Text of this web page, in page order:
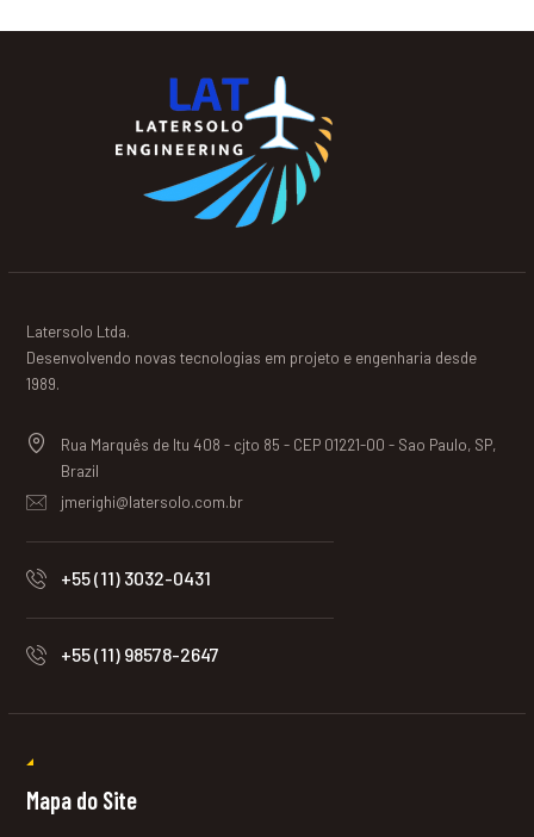
Latersolo Ltda.
Desenvolvendo novas tecnologias em projeto e engenharia desde
1989.
Rua Marquês de Itu 408 - cjto 85 - CEP 01221-00 - Sao Paulo, SP,
Brazil
jmerighi@latersolo.com.br
+55 (11) 3032-0431
+55 (11) 98578-2647
Mapa do Site